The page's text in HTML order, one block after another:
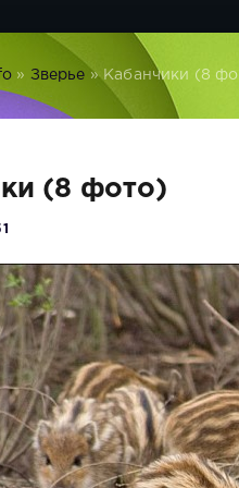
» Зверье » Кабанчики (8
(8 фото)